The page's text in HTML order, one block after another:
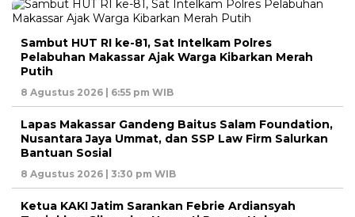
Sambut HUT RI ke-81, Sat Intelkam Polres
Pelabuhan Makassar Ajak Warga Kibarkan Merah
Putih
8 Agustus 2026 | 6:55 pm WIB
Lapas Makassar Gandeng Baitus Salam Foundation,
Nusantara Jaya Ummat, dan SSP Law Firm Salurkan
Bantuan Sosial
8 Agustus 2026 | 3:30 pm WIB
Ketua KAKI Jatim Sarankan Febrie Ardiansyah